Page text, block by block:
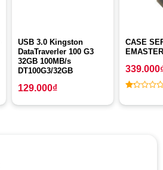
USB 3.0 Kingston
DataTraverler 100 G3
32GB 100MB/s
DT100G3/32GB
129.000₫
CASE
out
339.000